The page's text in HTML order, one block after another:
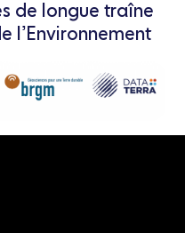
de longue traîne
l’Environnement